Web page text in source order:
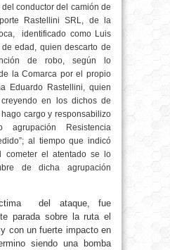
conductor del camión de
Rastellini SRL, de la
identificado como Luis
edad, quien descarto de
de robo, según lo
la Comarca por el propio
Eduardo Rastellini, quien
en los dichos de
hago cargo y responsabilizo
Resistencia
al tiempo que indicó
cometer el atentado se lo
de dicha agrupación
del ataque, fue
parada sobre la ruta el
con un fuerte impacto en
siendo una bomba